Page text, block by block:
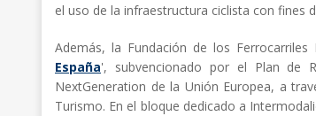
el uso de la infraestructura ciclista con fines
Además, la Fundación de los
España', subvencionado por el Plan de
NextGeneration de la Unión Europea, a
Turismo. En el bloque dedicado a